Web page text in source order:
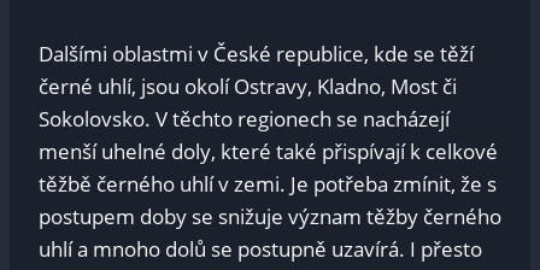
Dalšími oblastmi v České republice, kde se těží
černé uhlí, jsou okolí Ostravy, Kladno, Most či
Sokolovsko. V těchto regionech se nacházejí
menší uhelné doly, které také přispívají k celkové
těžbě černého uhlí v zemi. Je potřeba zmínit, že s
postupem doby se snižuje význam těžby černého
uhlí a mnoho dolů se postupně uzavírá. I přesto